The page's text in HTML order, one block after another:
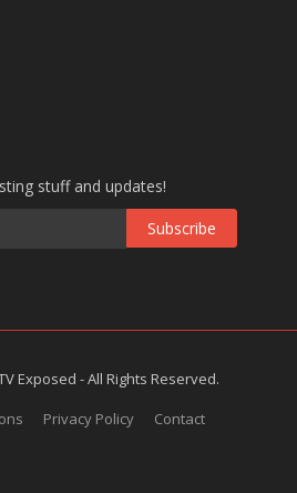
stuff and updates!
Subscribe
Exposed - All Rights Reserved.
Privacy Policy Contact